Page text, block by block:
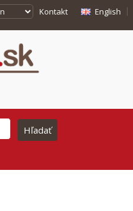
Kontakt English